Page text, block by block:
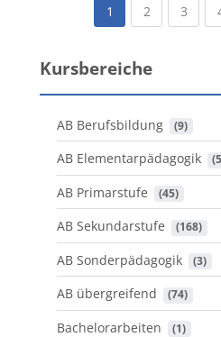
1 2(current)
3
Kursbereiche
AB Berufsbildung (9)
AB Elementarpädagogik
AB Primarstufe (45)
AB Sekundarstufe (168)
AB Sonderpädagogik (3)
AB übergreifend (74)
Bachelorarbeiten (1)